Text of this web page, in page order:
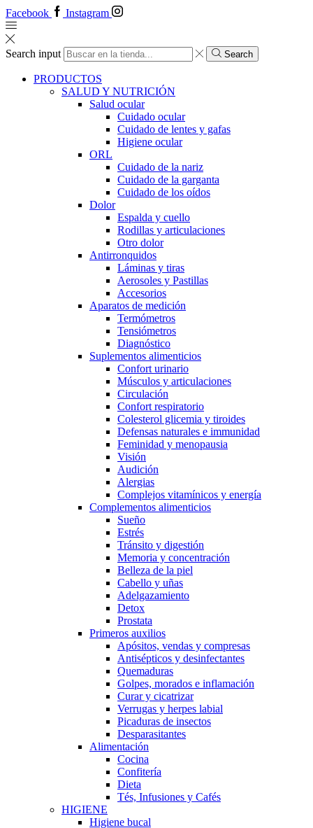
Facebook Instagram
Search input Search
PRODUCTOS
SALUD Y NUTRICIÓN
Salud ocular
Cuidado ocular
Cuidado de lentes y gafas
Higiene ocular
ORL
​​Cuidado de la nariz
​​Cuidado de la garganta
​​Cuidado de los oídos
Dolor
Espalda y cuello
Rodillas y articulaciones
Otro dolor
Antirronquidos
Láminas y tiras
Aerosoles y Pastillas
Accesorios
Aparatos de medición
Termómetros
Tensiómetros
Diagnóstico
Suplementos alimenticios
Confort urinario
Músculos y articulaciones
Circulación
Confort respiratorio
Colesterol glicemia y tiroides
Defensas naturales e immunidad
Feminidad y menopausia
Visión
Audición
Alergias
Complejos vitamínicos y energía
Complementos alimenticios
Sueño
Estrés
Tránsito y digestión
Memoria y concentración
Belleza de la piel
Cabello y uñas
Adelgazamiento
Detox
Prostata
Primeros auxilios
Apósitos, vendas y compresas
Antisépticos y desinfectantes
Quemaduras
Golpes, morados e inflamación
Curar y cicatrizar
Verrugas y herpes labial
Picaduras de insectos
Desparasitantes
Alimentación
Cocina
Confitería
Dieta
Tés, Infusiones y Cafés
HIGIENE
Higiene bucal